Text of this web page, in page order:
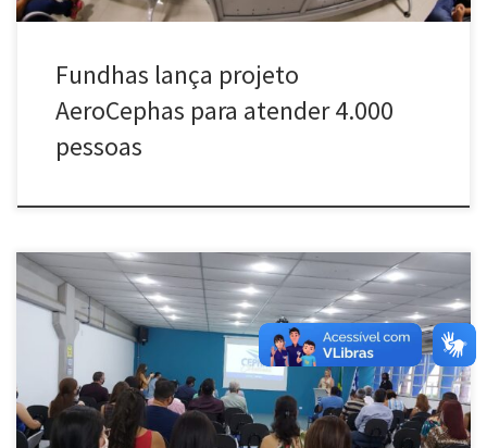
Fundhas lança projeto
AeroCephas para atender 4.000
pessoas
[…]